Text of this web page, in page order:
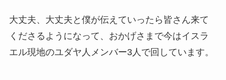
大丈夫、大丈夫と僕が伝えていったら皆さん来て
くださるようになって、おかげさまで今はイスラ
エル現地のユダヤ人メンバー3人で回しています。